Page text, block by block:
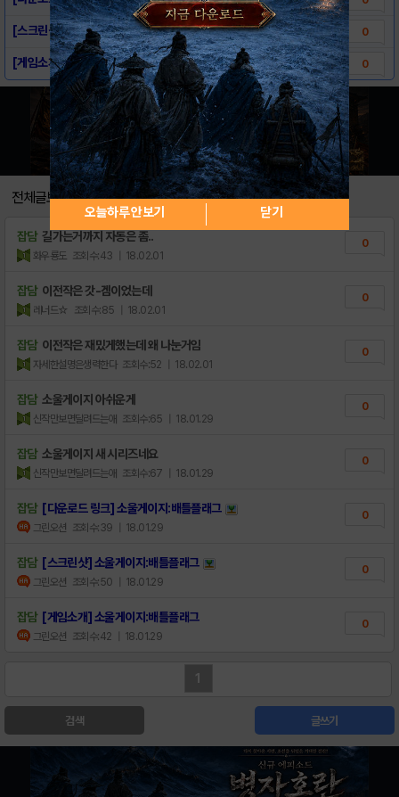
[스크린샷] 소울게이지:배틀플래그 0
[게임소개] 소울게이지:배틀플래그 0
전체글보기
잡담 길가는거까지 자동은 좀..
화우룡도 조회수:43 | 18.02.01
0
잡담 이전작은 갓-겜이었는데
레너드☆ 조회수:85 | 18.02.01
0
잡담 이전작은 재밌게했는데 왜 나눈거임
자세한설명은생력한다 조회수:52 | 18.02.01
0
잡담 소울게이지 아쉬운게
신작만보면달려드는애 조회수:65 | 18.01.29
0
잡담 소울게이지 새 시리즈네요
신작만보면달려드는애 조회수:67 | 18.01.29
0
잡담 [다운로드 링크] 소울게이지:배틀플래그
그린오션 조회수:39 | 18.01.29
0
잡담 [스크린샷] 소울게이지:배틀플래그
그린오션 조회수:50 | 18.01.29
0
잡담 [게임소개] 소울게이지:배틀플래그
그린오션 조회수:42 | 18.01.29
0
1
검색 글쓰기
오늘하루 안보기 닫기